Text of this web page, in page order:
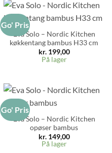
Go' Pris
Eva Solo – Nordic Kitchen
køkkentang bambus H33 cm
kr.199,00
På lager
Go' Pris
Eva Solo – Nordic Kitchen
opøser bambus
kr.149,00
På lager